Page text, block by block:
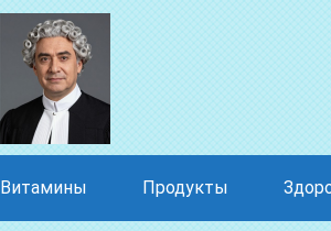
Витамины Продукты